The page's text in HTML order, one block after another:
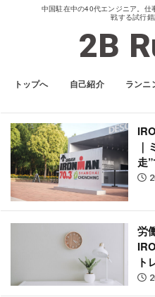
中国駐在中の40代エンジニア。仕
戦する試行錯
2B
トップへ 自己紹介 ランニ
走
労
ト